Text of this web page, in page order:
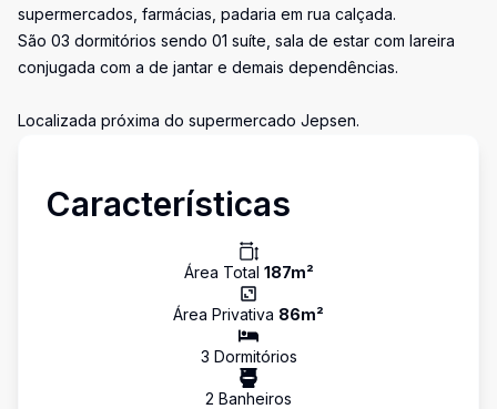
supermercados, farmácias, padaria em rua calçada.
São 03 dormitórios sendo 01 suíte, sala de estar com lareira
conjugada com a de jantar e demais dependências.
Localizada próxima do supermercado Jepsen.
Características
Área Total 187m²
Área Privativa 86m²
3 Dormitórios
2 Banheiros